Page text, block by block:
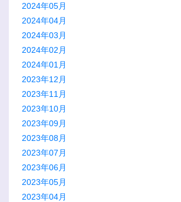
2024年05月
2024年04月
2024年03月
2024年02月
2024年01月
2023年12月
2023年11月
2023年10月
2023年09月
2023年08月
2023年07月
2023年06月
2023年05月
2023年04月